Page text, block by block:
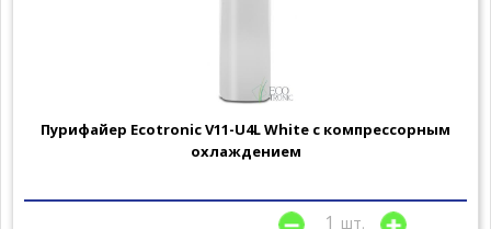
Пурифайер Ecotronic V11-U4L White с компрессорным
охлаждением
шт.